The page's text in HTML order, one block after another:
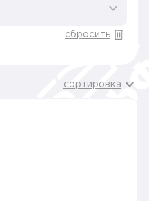
сбросить
сортировка